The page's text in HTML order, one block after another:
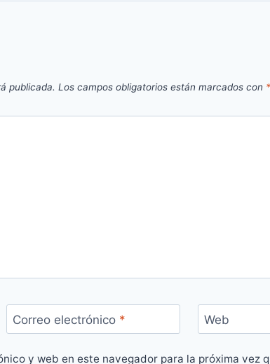
publicada. Los campos obligatorios están marcados con *
Correo electrónico * Web
y web en este navegador para la próxima vez